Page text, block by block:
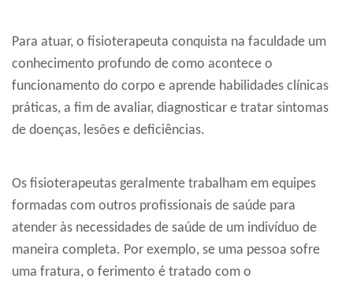
Para atuar, o fisioterapeuta conquista na faculdade um
conhecimento profundo de como acontece o
funcionamento do corpo e aprende habilidades clínicas
práticas, a fim de avaliar, diagnosticar e tratar sintomas
de doenças, lesões e deficiências.
Os fisioterapeutas geralmente trabalham em equipes
formadas com outros profissionais de saúde para
atender às necessidades de saúde de um indivíduo de
maneira completa. Por exemplo, se uma pessoa sofre
uma fratura, o ferimento é tratado com o